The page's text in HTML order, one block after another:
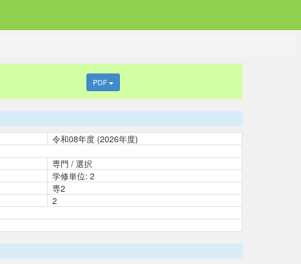
PDF
令和08年度 (2026年度)
専門 / 選択
学修単位: 2
専2
2